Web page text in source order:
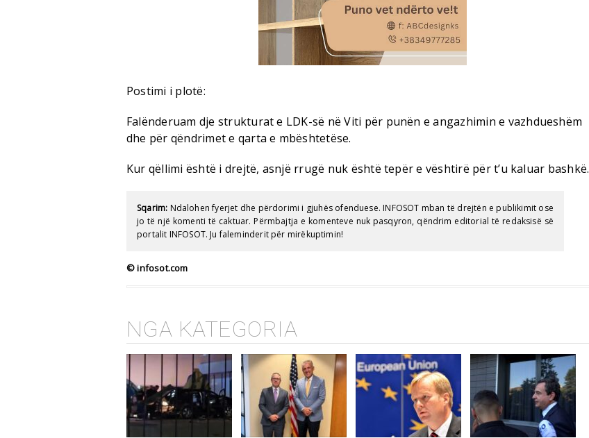
Postimi i plotë:
Falënderuam dje strukturat e LDK-së në Viti për punën e angazhimin e vazhdueshëm
dhe për qëndrimet e qarta e mbështetëse.
Kur qëllimi është i drejtë, asnjë rrugë nuk është tepër e vështirë për t’u kaluar bashkë.
Sqarim: Ndalohen fyerjet dhe përdorimi i gjuhës ofenduese. INFOSOT mban të drejtën e publikimit ose
jo të një komenti të caktuar. Përmbajtja e komenteve nuk pasqyron, qëndrim editorial të redaksisë së
portalit INFOSOT. Ju faleminderit për mirëkuptimin!
© infosot.com
NGA KATEGORIA